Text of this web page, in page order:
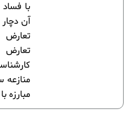
با
آن
تعارض
تعارض
منازعه
مبارزه